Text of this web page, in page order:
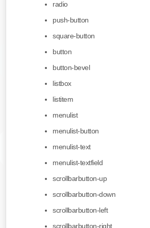
radio
push-button
square-button
button
button-bevel
listbox
listitem
menulist
menulist-button
menulist-text
menulist-textfield
scrollbarbutton-up
scrollbarbutton-down
scrollbarbutton-left
scrollbarbutton-right